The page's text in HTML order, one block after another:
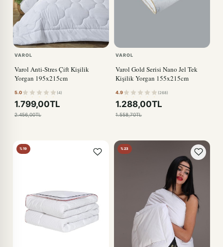
VAROL
Varol Anti-Stres Çift Kişilik
Yorgan 195x215cm
5.0 (4)
1.799,00TL
2.456,00TL
VAROL
Varol Gold Serisi Nano Jel Tek
Kişilik Yorgan 155x215cm
4.9 (268)
1.288,00TL
1.558,70TL
%19 %23